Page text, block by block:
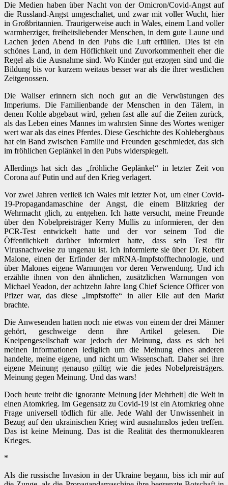
Die Medien haben über Nacht von der Omicron/Covid-Angst auf
die Russland-Angst umgeschaltet, und zwar mit voller Wucht, hier
in Großbritannien. Traurigerweise auch in Wales, einem Land voller
warmherziger, freiheitsliebender Menschen, in dem gute Laune und
Lachen jeden Abend in den Pubs die Luft erfüllen. Dies ist ein
schönes Land, in dem Höflichkeit und Zuvorkommenheit eher die
Regel als die Ausnahme sind. Wo Kinder gut erzogen sind und die
Bildung bis vor kurzem weitaus besser war als die ihrer westlichen
Zeitgenossen.
Die Waliser erinnern sich noch gut an die Verwüstungen des
Imperiums. Die Familienbande der Menschen in den Tälern, in
denen Kohle abgebaut wird, gehen fast alle auf die Zeiten zurück,
als das Leben eines Mannes im wahrsten Sinne des Wortes weniger
wert war als das eines Pferdes. Diese Geschichte des Kohlebergbaus
hat ein Band zwischen Familie und Freunden geschmiedet, das sich
im fröhlichen Geplänkel in den Pubs widerspiegelt.
Allerdings hat sich das „fröhliche Geplänkel“ in letzter Zeit von
Corona auf Putin und auf den Krieg verlagert.
Vor zwei Jahren verließ ich Wales mit letzter Not, um einer Covid-
19-Propagandamaschine der Angst, die einem Blitzkrieg der
Wehrmacht glich, zu entgehen. Ich hatte versucht, meine Freunde
über den Nobelpreisträger Kerry Mullis zu informieren, der den
PCR-Test entwickelt hatte und der vor seinem Tod die
Öffentlichkeit darüber informiert hatte, dass sein Test für
Virusnachweise zu ungenau ist. Ich informierte sie über Dr. Robert
Malone, einen der Erfinder der mRNA-Impfstofftechnologie, und
über Malones eigene Warnungen vor deren Verwendung. Und ich
erzählte ihnen von den ähnlichen, zusätzlichen Warnungen von
Michael Yeadon, der achtzehn Jahre lang Chief Science Officer von
Pfizer war, das diese „Impfstoffe“ in aller Eile auf den Markt
brachte.
Die Anwesenden hatten noch nie etwas von einem der drei Männer
gehört, geschweige denn ihre Artikel gelesen. Die
Kneipengesellschaft war jedoch der Meinung, dass es sich bei
meinen Informationen lediglich um die Meinung eines anderen
handelte, meine eigene, und nicht um Wissenschaft. Daher sei ihre
eigene Meinung genauso gültig wie die jedes Nobelpreisträgers.
Meinung gegen Meinung. Und das wars!
Doch heute treibt die ignorante Meinung [der Mehrheit] die Welt in
einen Atomkrieg. Im Gegensatz zu Covid-19 ist ein Atomkrieg ohne
Frage universell tödlich für alle. Jede Wahl der Unwissenheit in
Bezug auf den ukrainischen Krieg wird ausnahmslos jeden treffen.
Das ist keine Meinung. Das ist die Realität des thermonuklearen
Krieges.
*
Als die russische Invasion in der Ukraine begann, biss ich mir auf